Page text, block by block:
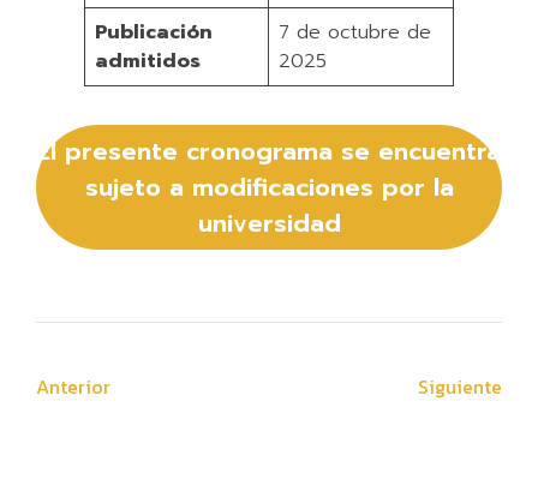
Publicación
admitidos
7 de octubre de
2025
El presente cronograma se encuentra
sujeto a modificaciones por la
universidad
Anterior Siguiente